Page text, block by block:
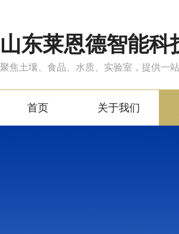
山东莱恩德智能科
聚焦土壤、食品、水质、实验室，提供一
首页 关于我们